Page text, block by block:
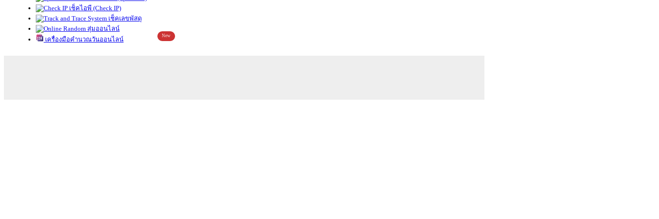
เช็คไอพี (Check IP)
เช็คเลขพัสดุ
สุ่มออนไลน์
เครื่องมือคำนวณวันออนไลน์
New